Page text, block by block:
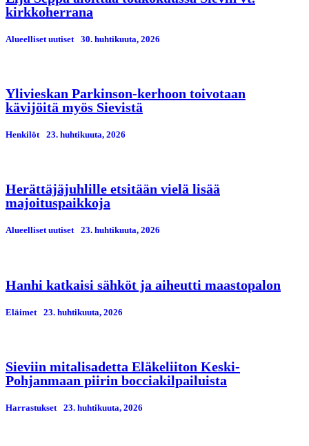
kirkkoherrana
Alueelliset uutiset 30. huhtikuuta, 2026
Ylivieskan Parkinson-kerhoon toivotaan
kävijöitä myös Sievistä
Henkilöt 23. huhtikuuta, 2026
Herättäjäjuhlille etsitään vielä lisää
majoituspaikkoja
Alueelliset uutiset 23. huhtikuuta, 2026
Hanhi katkaisi sähköt ja aiheutti maastopalon
Eläimet 23. huhtikuuta, 2026
Sieviin mitalisadetta Eläkeliiton Keski-
Pohjanmaan piirin bocciakilpailuista
Harrastukset 23. huhtikuuta, 2026